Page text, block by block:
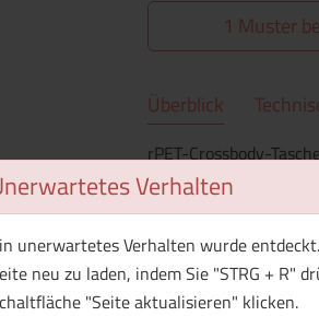
Verhalten
unerwartetes Verhalten wurde
neu zu laden, indem Sie "STRG + R"
"Seite aktualisieren" klicken.
1 Muster
Überblick
rPET-Crossbody-
Menge